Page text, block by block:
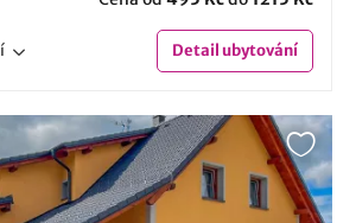
Detailubytování